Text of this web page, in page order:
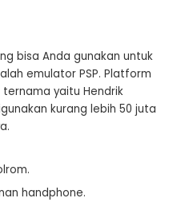
bisa Anda gunakan untuk
emulator PSP. Platform
yaitu Hendrik
kurang lebih 50 juta
handphone.